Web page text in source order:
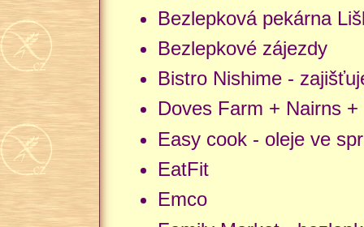
Bezlepková pekárna
Bezlepkové zájezdy
Bistro Nishime -
Doves Farm + Nairns
Easy cook - oleje ve
EatFit
Emco